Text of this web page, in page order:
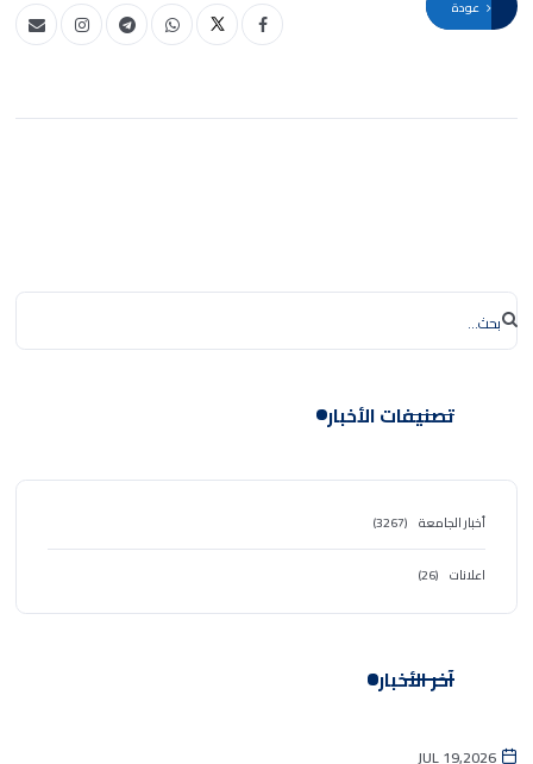
تصنيفات الأخبار
أخبار الجامعة (3267)
اعلانات (26)
آخر الأخبار
JUL 19,2026